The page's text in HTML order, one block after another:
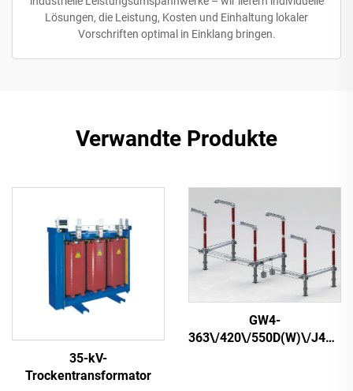
Lösungen, die Leistung, Kosten und Einhaltung lokaler
Vorschriften optimal in Einklang bringen.
Verwandte Produkte
35-kV-
Trockentransformator
GW4-
363\/420\/550D(W)\/J4000-